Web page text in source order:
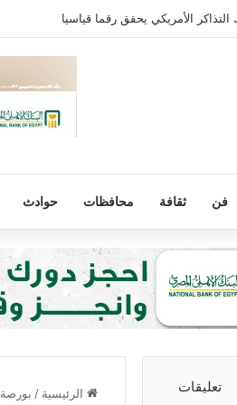
الأمريكي يحقق رقما قياسيا
فن ثقافة محافظات حوادث
الرئيسية / بورصة تعليقات